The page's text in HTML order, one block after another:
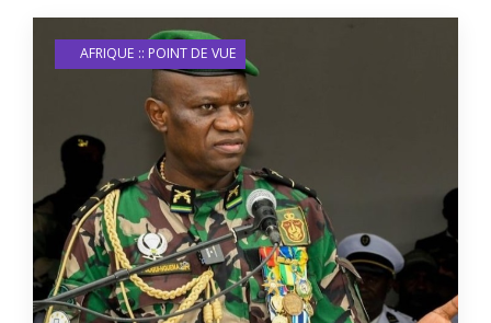
AFRIQUE :: POINT DE VUE